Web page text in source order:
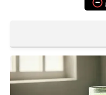
وأضرار